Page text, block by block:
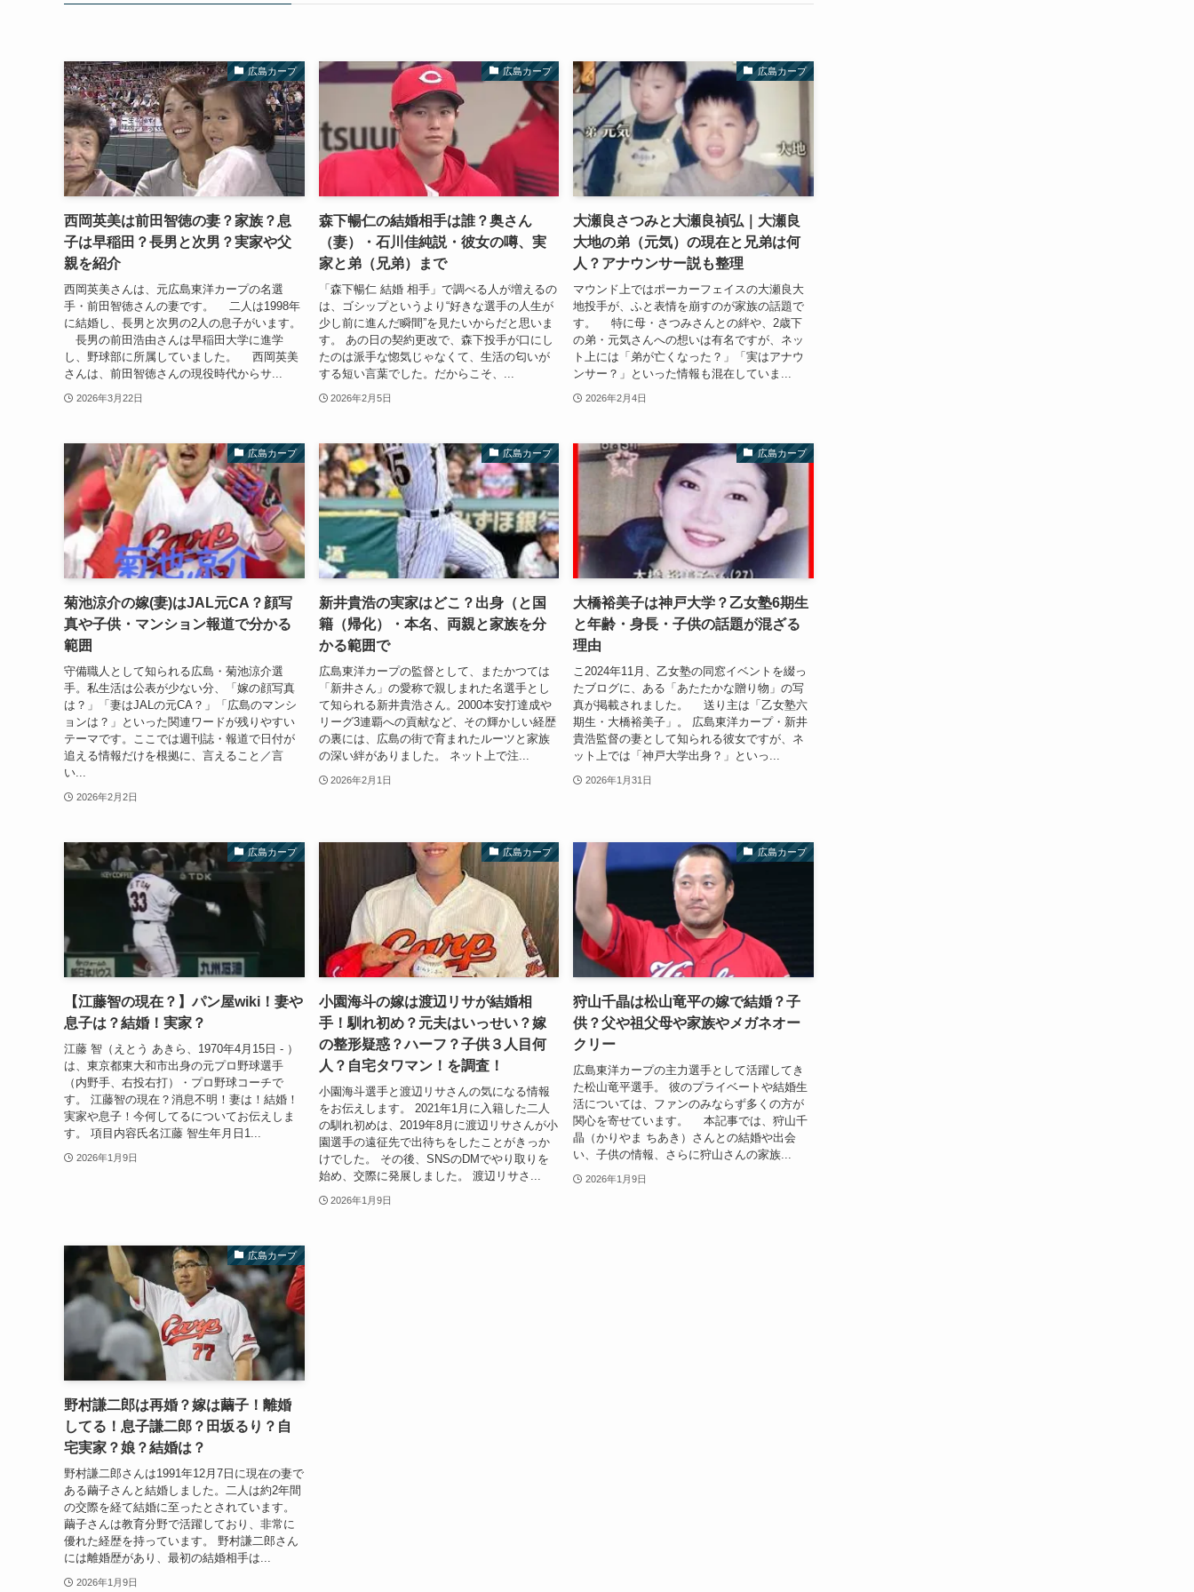
広島カープ
西岡英美は前田智徳の妻？家族？息
子は早稲田？長男と次男？実家や父
親を紹介
西岡英美さんは、元広島東洋カープの名選
手・前田智徳さんの妻です。 二人は1998年
に結婚し、長男と次男の2人の息子がいます。
長男の前田浩由さんは早稲田大学に進学
し、野球部に所属していました。 西岡英美
さんは、前田智徳さんの現役時代からサ...
2026年3月22日
広島カープ
森下暢仁の結婚相手は誰？奥さん
（妻）・石川佳純説・彼女の噂、実
家と弟（兄弟）まで
「森下暢仁 結婚 相手」で調べる人が増えるの
は、ゴシップというより“好きな選手の人生が
少し前に進んだ瞬間”を見たいからだと思いま
す。 あの日の契約更改で、森下投手が口にし
たのは派手な惚気じゃなくて、生活の匂いが
する短い言葉でした。だからこそ、...
2026年2月5日
広島カープ
大瀬良さつみと大瀬良禎弘｜大瀬良
大地の弟（元気）の現在と兄弟は何
人？アナウンサー説も整理
マウンド上ではポーカーフェイスの大瀬良大
地投手が、ふと表情を崩すのが家族の話題で
す。 特に母・さつみさんとの絆や、2歳下
の弟・元気さんへの想いは有名ですが、ネッ
ト上には「弟が亡くなった？」「実はアナウ
ンサー？」といった情報も混在していま...
2026年2月4日
広島カープ
菊池涼介の嫁(妻)はJAL元CA？顔写
真や子供・マンション報道で分かる
範囲
守備職人として知られる広島・菊池涼介選
手。私生活は公表が少ない分、「嫁の顔写真
は？」「妻はJALの元CA？」「広島のマンシ
ョンは？」といった関連ワードが残りやすい
テーマです。ここでは週刊誌・報道で日付が
追える情報だけを根拠に、言えること／言
い...
2026年2月2日
広島カープ
新井貴浩の実家はどこ？出身（と国
籍（帰化）・本名、両親と家族を分
かる範囲で
広島東洋カープの監督として、またかつては
「新井さん」の愛称で親しまれた名選手とし
て知られる新井貴浩さん。2000本安打達成や
リーグ3連覇への貢献など、その輝かしい経歴
の裏には、広島の街で育まれたルーツと家族
の深い絆がありました。 ネット上で注...
2026年2月1日
広島カープ
大橋裕美子は神戸大学？乙女塾6期生
と年齢・身長・子供の話題が混ざる
理由
こ2024年11月、乙女塾の同窓イベントを綴っ
たブログに、ある「あたたかな贈り物」の写
真が掲載されました。 送り主は「乙女塾六
期生・大橋裕美子」。 広島東洋カープ・新井
貴浩監督の妻として知られる彼女ですが、ネ
ット上では「神戸大学出身？」といっ...
2026年1月31日
広島カープ
【江藤智の現在？】パン屋wiki！妻や
息子は？結婚！実家？
江藤 智（えとう あきら、1970年4月15日 - ）
は、東京都東大和市出身の元プロ野球選手
（内野手、右投右打）・プロ野球コーチで
す。 江藤智の現在？消息不明！妻は！結婚！
実家や息子！今何してるについてお伝えしま
す。 項目内容氏名江藤 智生年月日1...
2026年1月9日
広島カープ
小園海斗の嫁は渡辺リサが結婚相
手！馴れ初め？元夫はいっせい？嫁
の整形疑惑？ハーフ？子供３人目何
人？自宅タワマン！を調査！
小園海斗選手と渡辺リサさんの気になる情報
をお伝えします。 2021年1月に入籍した二人
の馴れ初めは、2019年8月に渡辺リサさんが小
園選手の遠征先で出待ちをしたことがきっか
けでした。 その後、SNSのDMでやり取りを
始め、交際に発展しました。 渡辺リサさ...
2026年1月9日
広島カープ
狩山千晶は松山竜平の嫁で結婚？子
供？父や祖父母や家族やメガネオー
クリー
広島東洋カープの主力選手として活躍してき
た松山竜平選手。 彼のプライベートや結婚生
活については、ファンのみならず多くの方が
関心を寄せています。 本記事では、狩山千
晶（かりやま ちあき）さんとの結婚や出会
い、子供の情報、さらに狩山さんの家族...
2026年1月9日
広島カープ
野村謙二郎は再婚？嫁は繭子！離婚
してる！息子謙二郎？田坂るり？自
宅実家？娘？結婚は？
野村謙二郎さんは1991年12月7日に現在の妻で
ある繭子さんと結婚しました。二人は約2年間
の交際を経て結婚に至ったとされています。
繭子さんは教育分野で活躍しており、非常に
優れた経歴を持っています。 野村謙二郎さん
には離婚歴があり、最初の結婚相手は...
2026年1月9日